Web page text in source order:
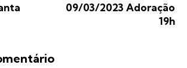
09/03/2023 Adoração
19h